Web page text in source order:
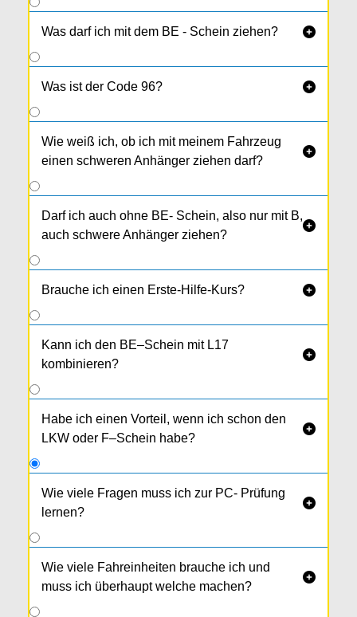
Was darf ich mit dem BE - Schein ziehen? 
Was ist der Code 96? 
Wie weiß ich, ob ich mit meinem Fahrzeug
einen schweren Anhänger ziehen darf?

Darf ich auch ohne BE- Schein, also nur mit B,
auch schwere Anhänger ziehen?

Brauche ich einen Erste-Hilfe-Kurs? 
Kann ich den BE–Schein mit L17
kombinieren?

Habe ich einen Vorteil, wenn ich schon den
LKW oder F–Schein habe?

Wie viele Fragen muss ich zur PC- Prüfung
lernen?

Derzeit 114 Fragen.
Wie viele Fahreinheiten brauche ich und
muss ich überhaupt welche machen?
